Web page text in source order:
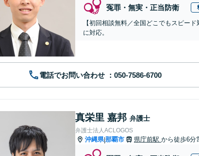
冤罪・無実・正当防衛
【初回相談無料／全国どこでもスピー
に対応。
電話でお問い合わせ
真栄里 嘉邦 弁護士
弁護士法人ACLOGOS
沖縄県|那覇市 県庁前駅 から徒歩6分